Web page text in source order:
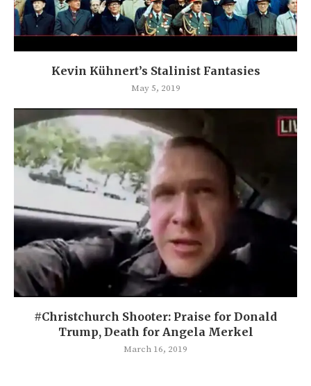
Kevin Kühnert’s Stalinist Fantasies
May 5, 2019
#Christchurch Shooter: Praise for Donald
Trump, Death for Angela Merkel
March 16, 2019